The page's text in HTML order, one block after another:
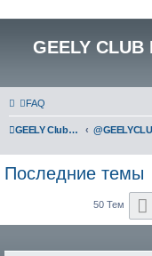
GEELY
FAQ
GEELY Club Belarus
Последние темы
50 Тем